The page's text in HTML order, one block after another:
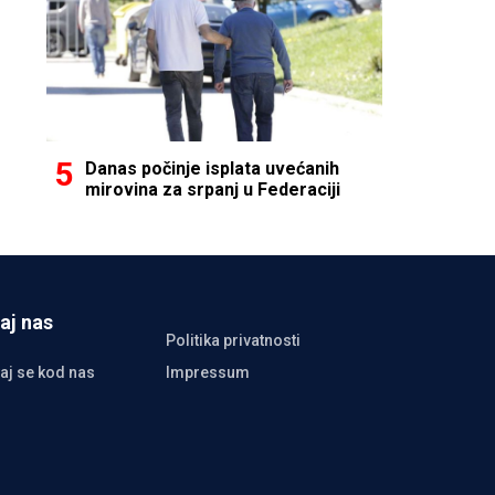
Danas počinje isplata uvećanih
mirovina za srpanj u Federaciji
nas
Politika privatnosti
se kod nas
Impressum